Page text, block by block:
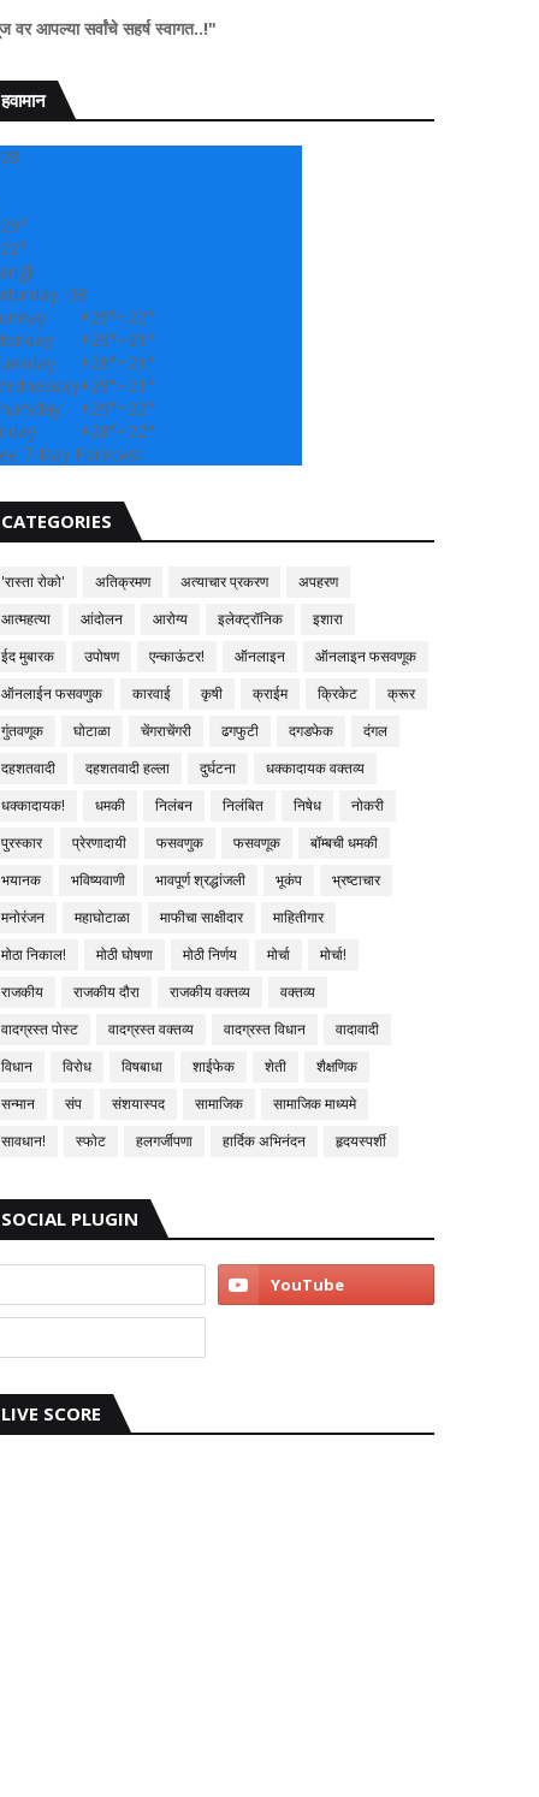
सहर्ष स्वागत..!"
हवामान
28
29°
22°
08
+29°+22°
+29°+21°
+29°+21°
+29°+21°
+29°+22°
+28°+22°
7-Day Forecast
CATEGORIES
'रास्ता रोको' अतिक्रमण अत्याचार प्रकरण
अपहरण
आत्महत्या
आंदोलन आरोग्य इलेक्ट्रॉनिक
इशारा
ईद मुबारक
उपोषण एन्काऊंटर! ऑनलाइन
ऑनलाइन फसवणूक
ऑनलाईन फसवणुक
कारवाई कृषी क्राईम क्रिकेट
क्रूर
गुंतवणूक
घोटाळा चेंगराचेंगरी ढगफुटी दगडफेक
दंगल
दहशतवादी
दहशतवादी हल्ला दुर्घटना
धक्कादायक वक्तव्य
धक्कादायक!
धमकी निलंबन निलंबित निषेध
नोकरी
पुरस्कार
प्रेरणादायी फसवणुक फसवणूक
बॉम्बची धमकी
भयानक
भविष्यवाणी भावपूर्ण श्रद्धांजली भूकंप
भ्रष्टाचार
मनोरंजन
महाघोटाळा माफीचा साक्षीदार
माहितीगार
मोठा निकाल!
मोठी घोषणा मोठी निर्णय मोर्चा
मोर्चा!
राजकीय
राजकीय दौरा राजकीय वक्तव्य
वक्तव्य
वादग्रस्त पोस्ट
वादग्रस्त वक्तव्य वादग्रस्त विधान
वादावादी
विधान
विरोध विषबाधा शाईफेक शेती
शैक्षणिक
सन्मान
संप संशयास्पद सामाजिक
सामाजिक माध्यमे
सावधान!
स्फोट हलगर्जीपणा हार्दिक अभिनंदन हृदयस्पर्शी
SOCIAL PLUGIN
LIVE SCORE